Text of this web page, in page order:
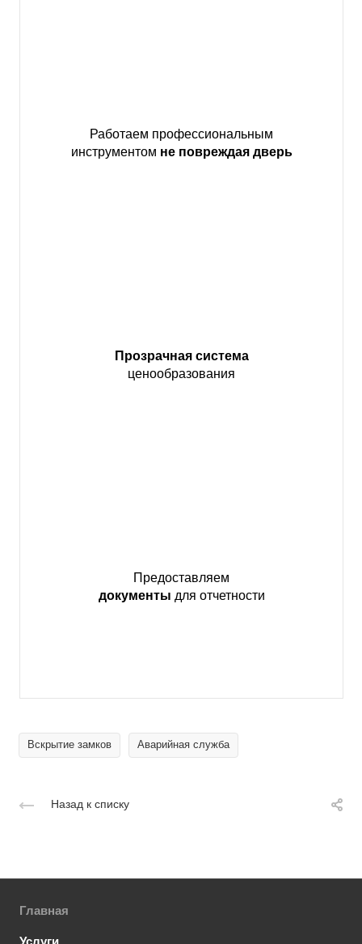
Работаем профессиональным
инструментом не повреждая дверь
Прозрачная система
ценообразования
Предоставляем
документы для отчетности
Вскрытие замков Аварийная служба
Назад к списку
Главная
Услуги